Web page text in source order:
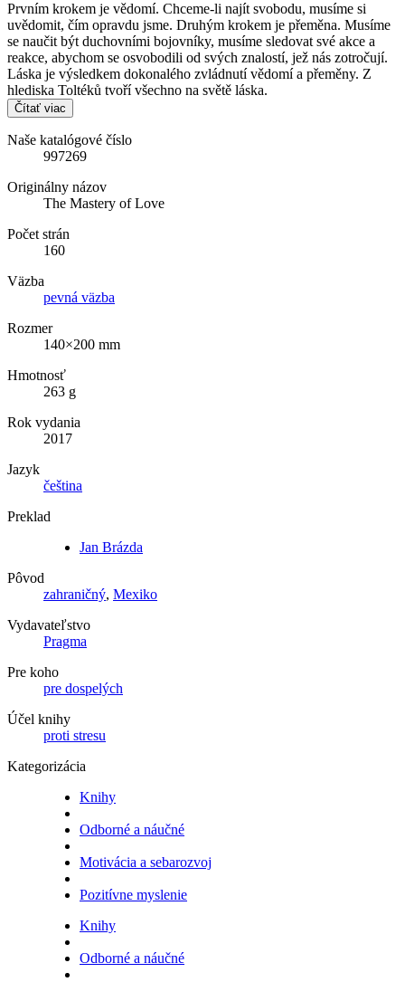
Prvním krokem je vědomí. Chceme-li najít svobodu, musíme si
uvědomit, čím opravdu jsme. Druhým krokem je přeměna. Musíme
se naučit být duchovními bojovníky, musíme sledovat své akce a
reakce, abychom se osvobodili od svých znalostí, jež nás zotročují.
Láska je výsledkem dokonalého zvládnutí vědomí a přeměny. Z
hlediska Toltéků tvoří všechno na světě láska.
Čítať viac
Naše katalógové číslo
997269
Originálny názov
The Mastery of Love
Počet strán
160
Väzba
pevná väzba
Rozmer
140×200 mm
Hmotnosť
263 g
Rok vydania
2017
Jazyk
čeština
Preklad
Jan Brázda
Pôvod
zahraničný, Mexiko
Vydavateľstvo
Pragma
Pre koho
pre dospelých
Účel knihy
proti stresu
Kategorizácia
Knihy
Odborné a náučné
Motivácia a sebarozvoj
Pozitívne myslenie
Knihy
Odborné a náučné